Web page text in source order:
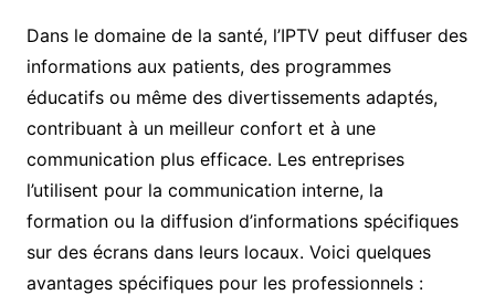
Dans le domaine de la santé, l’IPTV peut diffuser des
informations aux patients, des programmes
éducatifs ou même des divertissements adaptés,
contribuant à un meilleur confort et à une
communication plus efficace. Les entreprises
l’utilisent pour la communication interne, la
formation ou la diffusion d’informations spécifiques
sur des écrans dans leurs locaux. Voici quelques
avantages spécifiques pour les professionnels :